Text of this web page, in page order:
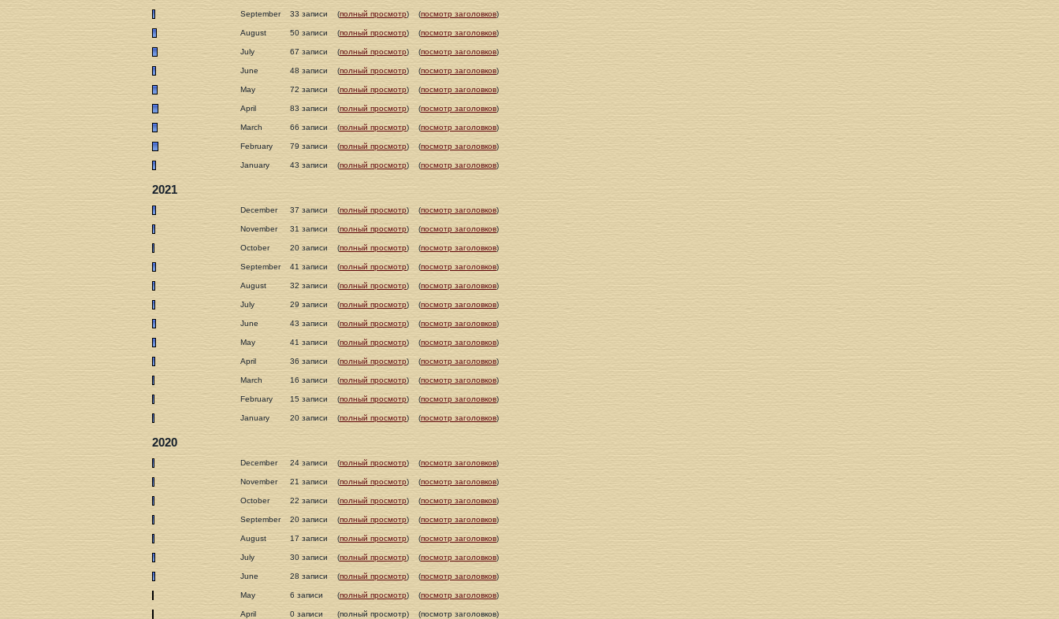
September 33 записи (полный просмотр) (посмотр заголовков)
August 50 записи (полный просмотр) (посмотр заголовков)
July 67 записи (полный просмотр) (посмотр заголовков)
June 48 записи (полный просмотр) (посмотр заголовков)
May 72 записи (полный просмотр) (посмотр заголовков)
April 83 записи (полный просмотр) (посмотр заголовков)
March 66 записи (полный просмотр) (посмотр заголовков)
February 79 записи (полный просмотр) (посмотр заголовков)
January 43 записи (полный просмотр) (посмотр заголовков)
2021
December 37 записи (полный просмотр) (посмотр заголовков)
November 31 записи (полный просмотр) (посмотр заголовков)
October 20 записи (полный просмотр) (посмотр заголовков)
September 41 записи (полный просмотр) (посмотр заголовков)
August 32 записи (полный просмотр) (посмотр заголовков)
July 29 записи (полный просмотр) (посмотр заголовков)
June 43 записи (полный просмотр) (посмотр заголовков)
May 41 записи (полный просмотр) (посмотр заголовков)
April 36 записи (полный просмотр) (посмотр заголовков)
March 16 записи (полный просмотр) (посмотр заголовков)
February 15 записи (полный просмотр) (посмотр заголовков)
January 20 записи (полный просмотр) (посмотр заголовков)
2020
December 24 записи (полный просмотр) (посмотр заголовков)
November 21 записи (полный просмотр) (посмотр заголовков)
October 22 записи (полный просмотр) (посмотр заголовков)
September 20 записи (полный просмотр) (посмотр заголовков)
August 17 записи (полный просмотр) (посмотр заголовков)
July 30 записи (полный просмотр) (посмотр заголовков)
June 28 записи (полный просмотр) (посмотр заголовков)
May 6 записи (полный просмотр) (посмотр заголовков)
April 0 записи (полный просмотр) (посмотр заголовков)